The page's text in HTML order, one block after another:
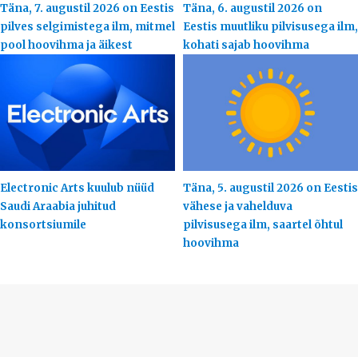
Täna, 7. augustil 2026 on Eestis
pilves selgimistega ilm, mitmel
pool hoovihma ja äikest
Täna, 6. augustil 2026 on
Eestis muutliku pilvisusega ilm,
kohati sajab hoovihma
Electronic Arts kuulub nüüd
Saudi Araabia juhitud
konsortsiumile
Täna, 5. augustil 2026 on Eestis
vähese ja vahelduva
pilvisusega ilm, saartel õhtul
hoovihma